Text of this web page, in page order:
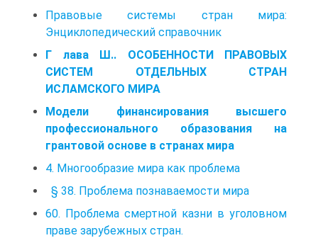
Правовые системы стран мира:
Энциклопедический справочник
Г лава Ш.. ОСОБЕННОСТИ ПРАВОВЫХ
СИСТЕМ ОТДЕЛЬНЫХ СТРАН
ИСЛАМСКОГО МИРА
Модели финансирования высшего
профессионального образования на
грантовой основе в странах мира
4. Многообразие мира как проблема
§ 38. Проблема познаваемости мира
60. Проблема смертной казни в уголовном
праве зарубежных стран.